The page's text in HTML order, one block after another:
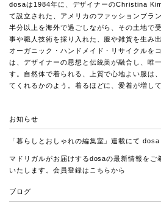
dosaは1984年に、デザイナーのChristina
て設立された、アメリカのファッションブラ
半分以上を海外で過ごしながら、その土地で
事や職人技術を採り入れた、服や雑貨を生み
オーガニック・ハンドメイド・リサイクルを
は、デザイナーの思想と伝統美が融合し、唯
す。自然体で着られる、上質で心地よい服は
てくれるかのよう。着るほどに、愛着が増し
お知らせ
「暮らしとおしゃれの編集室」連載にて dosa
マドリガルがお届けするdosaの最新情報をご
いたします。会員登録は こちらから
ブログ